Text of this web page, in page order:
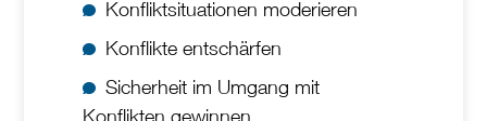
Konfliktsituationen moderieren
Konflikte entschärfen
Sicherheit im Umgang mit
Konflikten gewinnen